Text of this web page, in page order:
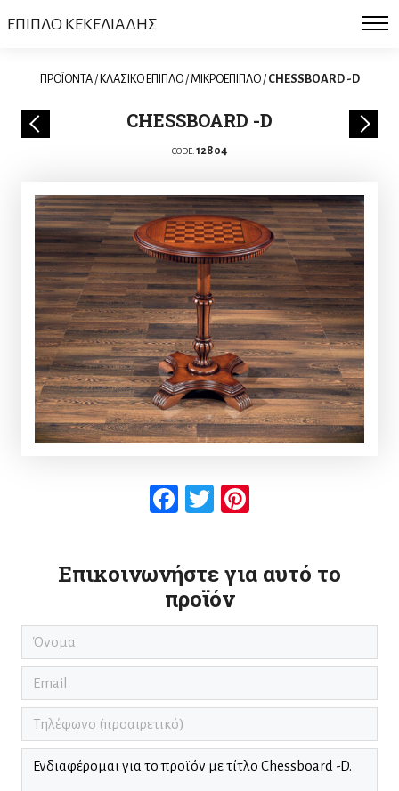
ΕΠΙΠΛΟ ΚΕΚΕΛΙΑΔΗΣ
ΠΡΟΪΟΝΤΑ/ ΚΛΑΣΙΚΟ ΕΠΙΠΛΟ/ΜΙΚΡΟΕΠΙΠΛΟ/ CHESSBOARD -D
CHESSBOARD -D
CODE:12804
Facebook
Twitter
Επικοινωνήστε για αυτό το
προϊόν